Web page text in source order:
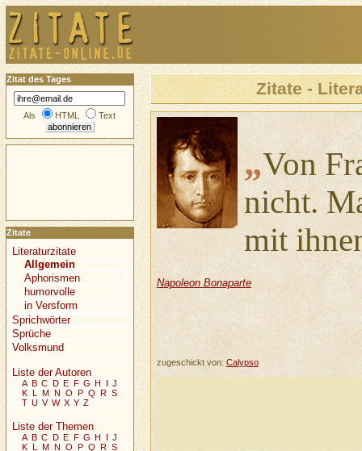
Zitate -
„Von
nicht.
mit
Napoleon Bonaparte
zugeschickt von: Calypso
Zitat des Tages
Als HTML Text
Zitate
Literaturzitate
Allgemein
Aphorismen
humorvolle
in Versform
Sprichwörter
Sprüche
Volksmund
Liste der Autoren
A B C D E F G H I J
K L M N O P Q R S
T U V W X Y Z
Liste der Themen
A B C D E F G H I J
K L M N O P Q R S